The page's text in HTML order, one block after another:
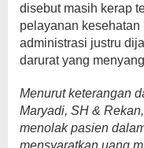
disebut masih kerap
pelayanan
administrasi justru
darurat yang
Menurut keterangan
Maryadi, SH &
menolak pasien
mensyaratkan uang